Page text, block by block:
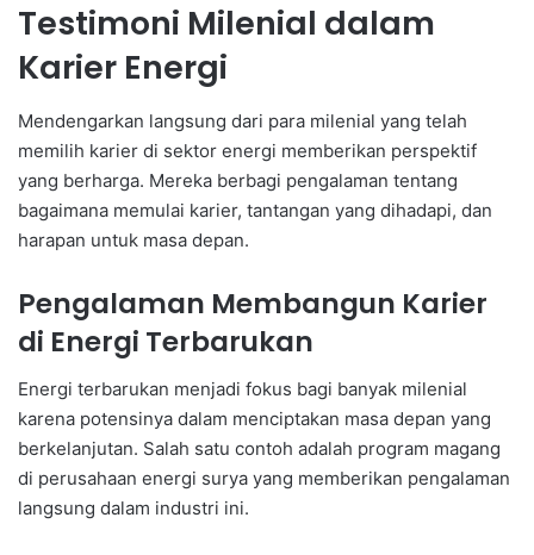
Testimoni Milenial dalam
Karier Energi
Mendengarkan langsung dari para milenial yang telah
memilih karier di sektor energi memberikan perspektif
yang berharga. Mereka berbagi pengalaman tentang
bagaimana memulai karier, tantangan yang dihadapi, dan
harapan untuk masa depan.
Pengalaman Membangun Karier
di Energi Terbarukan
Energi terbarukan menjadi fokus bagi banyak milenial
karena potensinya dalam menciptakan masa depan yang
berkelanjutan. Salah satu contoh adalah program magang
di perusahaan energi surya yang memberikan pengalaman
langsung dalam industri ini.